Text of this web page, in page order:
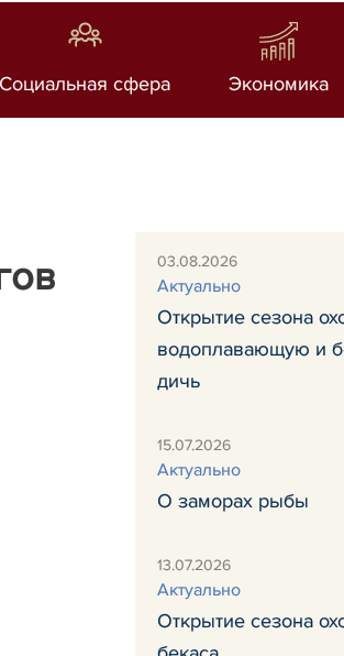
Социальная сфера Экономика
03.08.2026
Актуально
Открытие сезона
водоплавающую и
дичь
15.07.2026
Актуально
О заморах рыбы
13.07.2026
Актуально
Открытие сезона